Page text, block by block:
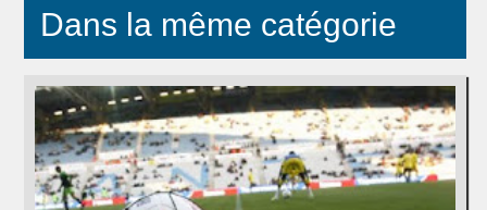
Dans la même catégorie